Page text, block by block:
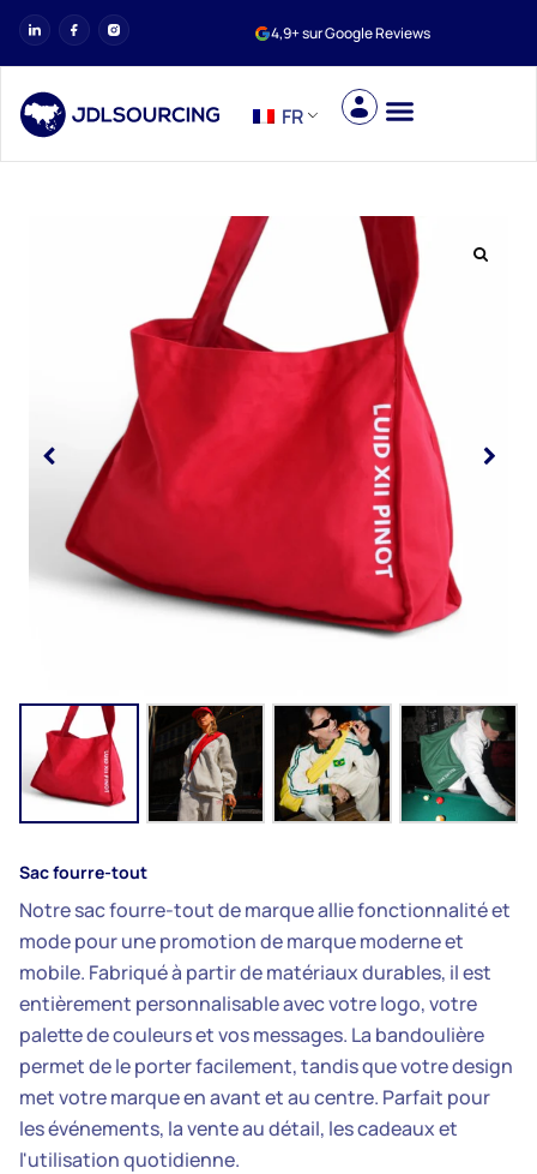
4,9+ sur Google Reviews
FR
Sac fourre-tout
Notre sac fourre-tout de marque allie fonctionnalité et
mode pour une promotion de marque moderne et
mobile. Fabriqué à partir de matériaux durables, il est
entièrement personnalisable avec votre logo, votre
palette de couleurs et vos messages. La bandoulière
permet de le porter facilement, tandis que votre design
met votre marque en avant et au centre. Parfait pour
les événements, la vente au détail, les cadeaux et
l'utilisation quotidienne.